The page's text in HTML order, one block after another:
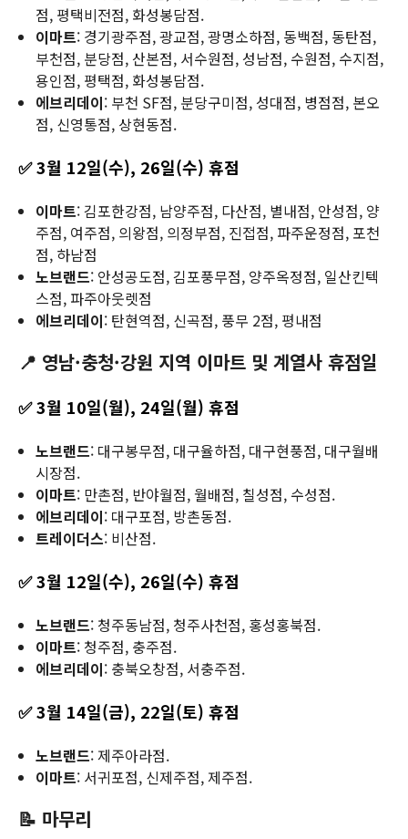
점, 평택비전점, 화성봉담점.
이마트: 경기광주점, 광교점, 광명소하점, 동백점, 동탄점,
부천점, 분당점, 산본점, 서수원점, 성남점, 수원점, 수지점,
용인점, 평택점, 화성봉담점.
에브리데이: 부천 SF점, 분당구미점, 성대점, 병점점, 본오
점, 신영통점, 상현동점.
✅ 3월 12일(수), 26일(수) 휴점
이마트: 김포한강점, 남양주점, 다산점, 별내점, 안성점, 양
주점, 여주점, 의왕점, 의정부점, 진접점, 파주운정점, 포천
점, 하남점
노브랜드: 안성공도점, 김포풍무점, 양주옥정점, 일산킨텍
스점, 파주아웃렛점
에브리데이: 탄현역점, 신곡점, 풍무 2점, 평내점
📍 영남·충청·강원 지역 이마트 및 계열사 휴점일
✅ 3월 10일(월), 24일(월) 휴점
노브랜드: 대구봉무점, 대구율하점, 대구현풍점, 대구월배
시장점.
이마트: 만촌점, 반야월점, 월배점, 칠성점, 수성점.
에브리데이: 대구포점, 방촌동점.
트레이더스: 비산점.
✅ 3월 12일(수), 26일(수) 휴점
노브랜드: 청주동남점, 청주사천점, 홍성홍북점.
이마트: 청주점, 충주점.
에브리데이: 충북오창점, 서충주점.
✅ 3월 14일(금), 22일(토) 휴점
노브랜드: 제주아라점.
이마트: 서귀포점, 신제주점, 제주점.
📝 마무리